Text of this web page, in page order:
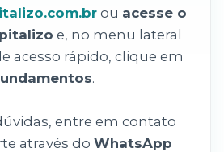
ou acesse o
e, no menu lateral
acesso rápido, clique em
.
entre em contato
através do WhatsApp